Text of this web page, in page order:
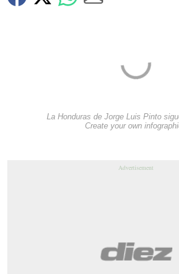
La Honduras de Jorge Luis Pinto
Create your own